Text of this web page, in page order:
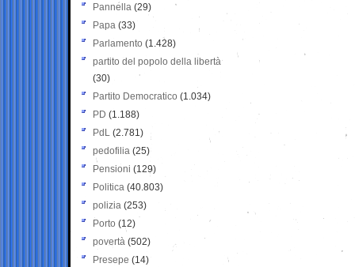
Pannella (29)
Papa (33)
Parlamento (1.428)
partito del popolo della libertà
(30)
Partito Democratico (1.034)
PD (1.188)
PdL (2.781)
pedofilia (25)
Pensioni (129)
Politica (40.803)
polizia (253)
Porto (12)
povertà (502)
Presepe (14)